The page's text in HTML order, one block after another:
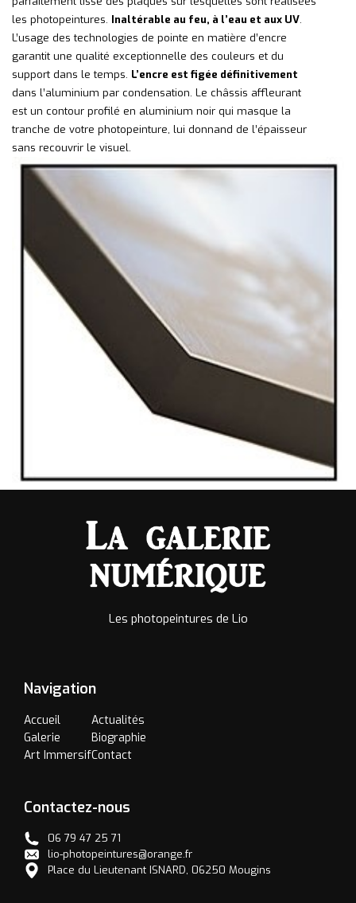
les photopeintures. Inaltérable au feu, à l’eau et aux UV.
L’usage des technologies de pointe en matière d’encre
garantit une qualité exceptionnelle des couleurs et du
support dans le temps. L’encre est figée définitivement
dans l’aluminium par condensation. Le châssis affleurant
est un contour profilé en aluminium noir qui masque la
tranche de votre photopeinture, lui donnand de l’épaisseur
sans recouvrir le visuel.
Les photopeintures de Lio
Navigation
Accueil
Galerie
Art Immersif
Actualités
Biographie
Contact
Contactez-nous
06 79 47 25 71
lio-photopeintures@orange.fr
Place du Lieutenant ISNARD, 06250 Mougins